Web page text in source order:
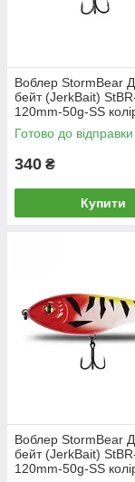
Воблер StormBear
бейт (JerkBait)
120mm-50g-SS
Готово до відправки
340 ₴
Купити
Воблер StormBear
бейт (JerkBait)
120mm-50g-SS